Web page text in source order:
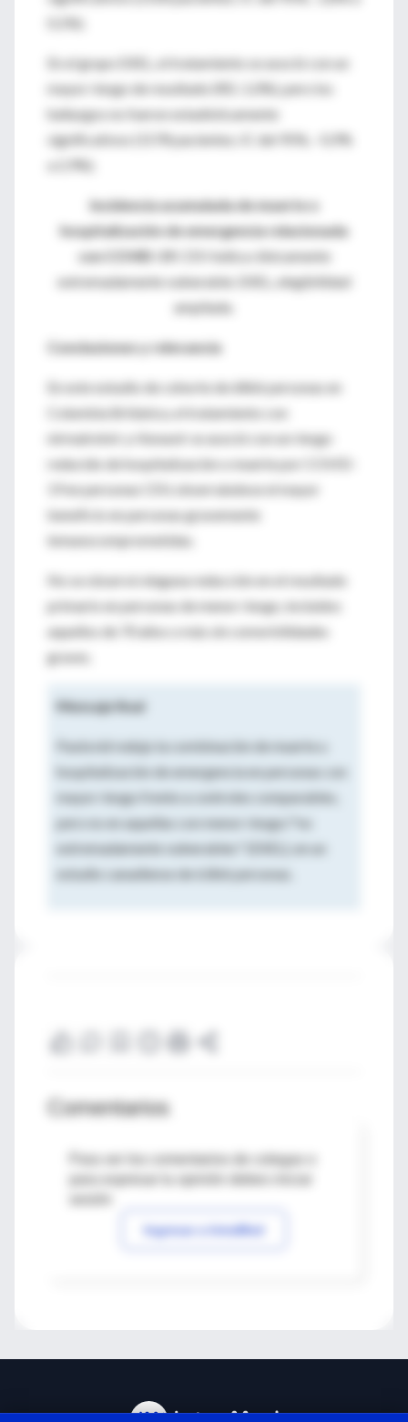
0,1%).
En el grupo EXEL, el tratamiento se asoció con un
mayor riesgo de resultado (RD, 1,0%), pero los
hallazgos no fueron estadísticamente
significativos (1578 pacientes; IC del 95%, −0,9%
a 2,9%).
Incidencia acumulada de muerte o
hospitalización de emergencia relacionada
con COVID-19
. CEV indica clínicamente
extremadamente vulnerable; EXEL, elegibilidad
ampliada.
Conclusiones y relevancia
En este estudio de cohorte de 6866 personas en
Columbia Británica, el tratamiento con
nirmatrelvir y ritonavir se asoció con un riesgo
reducido de hospitalización o muerte por COVID-
19 en personas CEV, observándose el mayor
beneficio en personas gravemente
inmunocomprometidas.
No se observó ninguna reducción en el resultado
primario en personas de menor riesgo, incluidos
aquellos de 70 años o más sin comorbilidades
graves.
Mensaje final
Paxlovid redujo la combinación de muerte u
hospitalización de emergencia en personas con
mayor riesgo frente a controles comparables,
pero no en aquellas con menor riesgo/"no
extremadamente vulnerables" (EXEL), en un
estudio canadiense de 6.866 personas.
Comentarios
Para ver los comentarios de colegas o
Ingresar a IntraMed